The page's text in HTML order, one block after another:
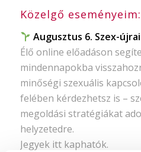
Közelgő eseményeim:
Augusztus 6. Szex-
Élő online előadáson
mindennapokba
minőségi szexuális
felében kérdezhetsz is –
megoldási stratégiákat
helyzetedre.
Jegyek itt kaphatók.